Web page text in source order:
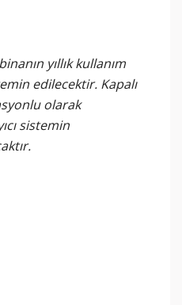
yıllık kullanım
edilecektir. Kapalı
olarak
sistemin